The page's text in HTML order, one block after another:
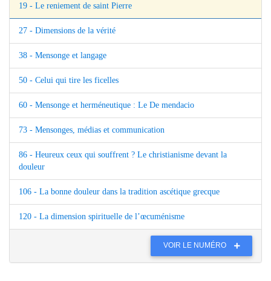
19 - Le reniement de saint Pierre
27 - Dimensions de la vérité
38 - Mensonge et langage
50 - Celui qui tire les ficelles
60 - Mensonge et herméneutique : Le De mendacio
73 - Mensonges, médias et communication
86 - Heureux ceux qui souffrent ? Le christianisme devant la
douleur
106 - La bonne douleur dans la tradition ascétique grecque
120 - La dimension spirituelle de l’œcuménisme
VOIR LE NUMÉRO